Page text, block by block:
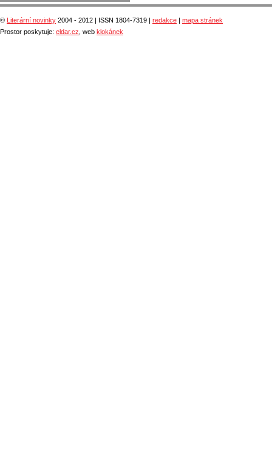
© Literární novinky 2004 - 2012 | ISSN 1804-7319 | redakce
mapa stránek
Prostor poskytuje: eldar.cz , web klokánek